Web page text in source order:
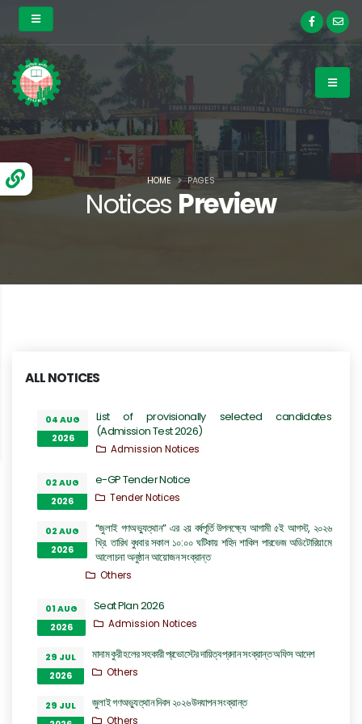
Notices Preview
HOME PAGES
ALL NOTICES
04 AUG
2026
List of provisionally selected candidates
(Admission Test 2026)
Admission Notices
02 AUG
2026
e-GP Tender Notice
Tender Notices
02 AUG
2026
“জুলাই গণঅভ্যুত্থান” এর ২য় বর্ষপূর্তি উপলক্ষ্যে আগামী ৫ই আগস্ট, ২০২৬
খ্রি. তারিখ বুধবার সকাল ১০:০০ ঘটিকায় শহিদ শাকিল পারভেজ অডিটোরিয়ামে
আলোচনা অনুষ্ঠান আয়োজন সংক্রান্ত
Others
01 AUG
2026
Seat Plan 2026
Admission Notices
29 JUL
2026
মাদাম কুরী হলের সহকারী প্রভোস্টের দায়িত্ব প্রদান সংক্রান্ত অফিস আদেশ
Others
29 JUL
জুলাই গণঅভ্যুত্থান দিবস ২০২৬ উদযাপন সংক্রান্ত
Others